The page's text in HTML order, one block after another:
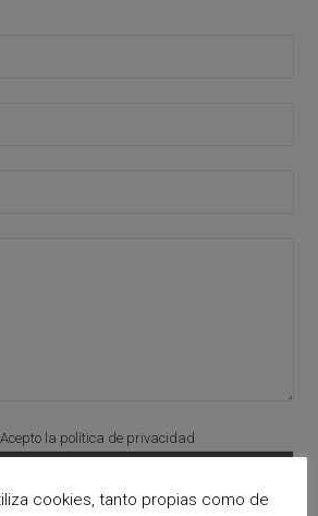
Please leave this field empty.
Acepto la política de privacidad
cookies, tanto propias como de